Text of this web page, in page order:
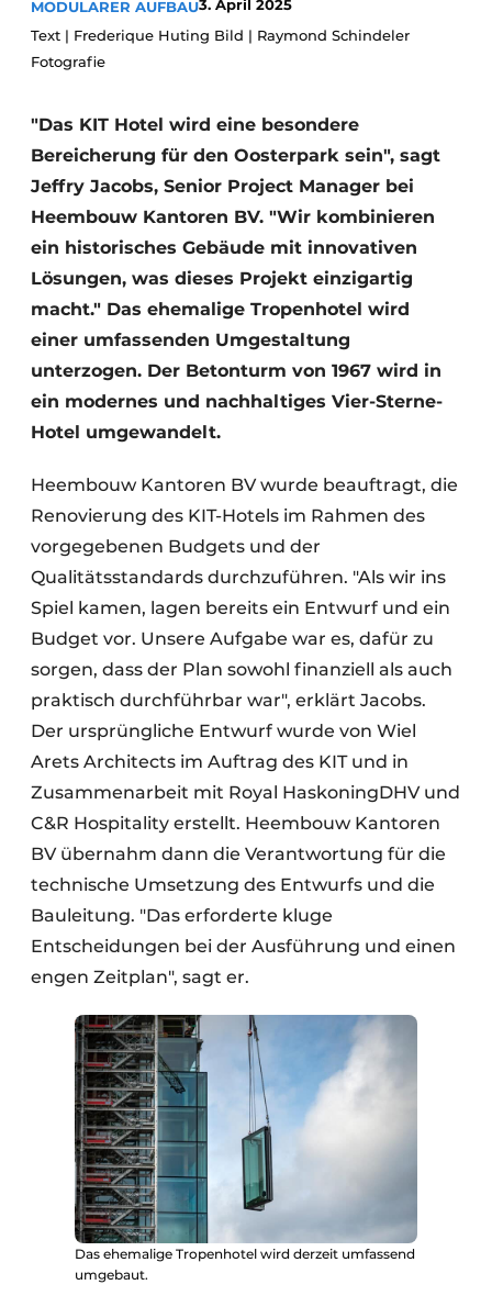
Datenschutz / Cookie-Erklärung
Ein Stellenangebot registrieren
Videos
Modularer Aufbau
MODULARER AUFBAU3. April 2025
Text | Frederique Huting Bild | Raymond Schindeler
Fotografie
"Das KIT Hotel wird eine besondere
Bereicherung für den Oosterpark sein", sagt
Jeffry Jacobs, Senior Project Manager bei
Heembouw Kantoren BV. "Wir kombinieren
ein historisches Gebäude mit innovativen
Lösungen, was dieses Projekt einzigartig
macht." Das ehemalige Tropenhotel wird
einer umfassenden Umgestaltung
unterzogen. Der Betonturm von 1967 wird in
ein modernes und nachhaltiges Vier-Sterne-
Hotel umgewandelt.
Heembouw Kantoren BV wurde beauftragt, die
Renovierung des KIT-Hotels im Rahmen des
vorgegebenen Budgets und der
Qualitätsstandards durchzuführen. "Als wir ins
Spiel kamen, lagen bereits ein Entwurf und ein
Budget vor. Unsere Aufgabe war es, dafür zu
sorgen, dass der Plan sowohl finanziell als auch
praktisch durchführbar war", erklärt Jacobs.
Der ursprüngliche Entwurf wurde von Wiel
Arets Architects im Auftrag des KIT und in
Zusammenarbeit mit Royal HaskoningDHV und
C&R Hospitality erstellt. Heembouw Kantoren
BV übernahm dann die Verantwortung für die
technische Umsetzung des Entwurfs und die
Bauleitung. "Das erforderte kluge
Entscheidungen bei der Ausführung und einen
engen Zeitplan", sagt er.
Das ehemalige Tropenhotel wird derzeit umfassend
umgebaut.